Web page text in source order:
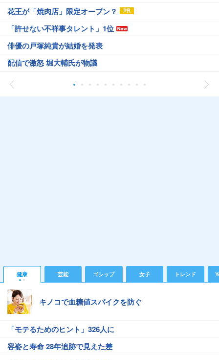
花王が「焼肉店」限定オープン？
「許せない不祥事タレント」1位
俳優の戸塚純貴が結婚を発表
配信で激怒 堀大輔氏が物議
健康 芸能 ゴシップ 女子 トレンド
キノコで血糖値スパイクを防ぐ
「モテるためのヒント」326人に
容姿と寿命 28年追跡で見えた差